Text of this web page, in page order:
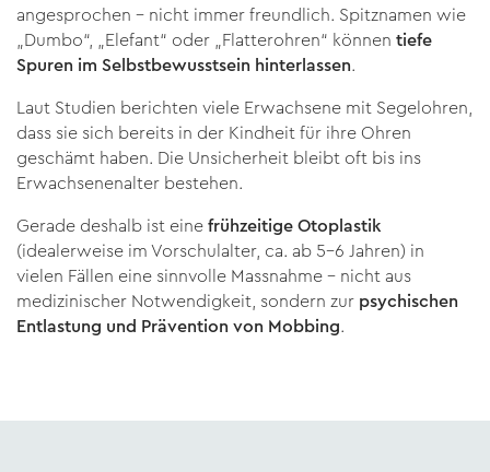
angesprochen – nicht immer freundlich. Spitznamen wie
„Dumbo“, „Elefant“ oder „Flatterohren“ können tiefe
Spuren im Selbstbewusstsein hinterlassen.
Laut Studien berichten viele Erwachsene mit Segelohren,
dass sie sich bereits in der Kindheit für ihre Ohren
geschämt haben. Die Unsicherheit bleibt oft bis ins
Erwachsenenalter bestehen.
Gerade deshalb ist einefrühzeitige Otoplastik
(idealerweise im Vorschulalter, ca. ab 5–6 Jahren) in
vielen Fällen eine sinnvolle Massnahme – nicht aus
medizinischer Notwendigkeit, sondern zur psychischen
Entlastung und Prävention von Mobbing.